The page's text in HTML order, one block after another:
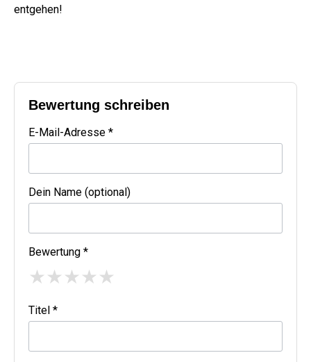
entgehen!
Bewertung schreiben
E-Mail-Adresse *
Dein Name (optional)
Bewertung *
★★★★★
Titel *